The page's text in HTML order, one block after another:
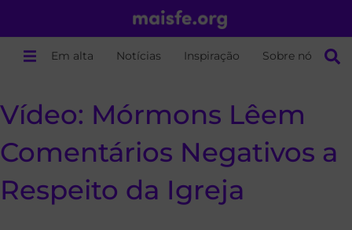
Em alta Notícias Inspiração Sobre nós
Vídeo: Mórmons Lêem
Comentários Negativos a
Respeito da Igreja